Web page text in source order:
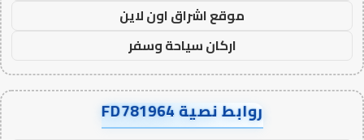
موقع اشراق اون لاين
اركان سياحة وسفر
روابط نصية FD781964